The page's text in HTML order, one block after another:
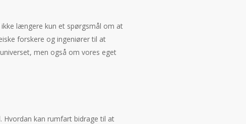
længere kun et spørgsmål om at
forskere og ingeniører til at
men også om vores eget
Hvordan kan rumfart bidrage til at